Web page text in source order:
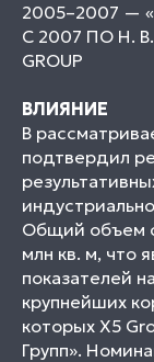
2005–2007 —
С 2007 ПО Н. В.
GROUP
ВЛИЯНИЕ
В
подтвердил
Общий объем
млн кв. м, что
показателей
крупнейших
которых Х5
Групп».